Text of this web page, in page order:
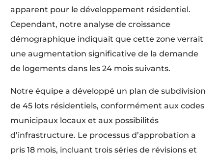
apparent pour le développement résidentiel.
Cependant, notre analyse de croissance
démographique indiquait que cette zone verrait
une augmentation significative de la demande
de logements dans les 24 mois suivants.
Notre équipe a développé un plan de subdivision
de 45 lots résidentiels, conformément aux codes
municipaux locaux et aux possibilités
d’infrastructure. Le processus d’approbation a
pris 18 mois, incluant trois séries de révisions et